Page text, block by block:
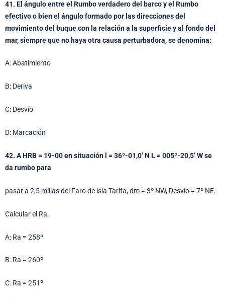
41. El ángulo entre el Rumbo verdadero del barco y el Rumbo
efectivo o bien el ángulo formado por las direcciones del
movimiento del buque con la relación a la superficie y al fondo del
mar, siempre que no haya otra causa perturbadora, se denomina:
A: Abatimiento
B: Deriva
C: Desvío
D: Marcación
42. A HRB = 19-00 en situación l = 36º-01,0’ N L = 005º-20,5’ W se
da rumbo para
pasar a 2,5 millas del Faro de isla Tarifa, dm = 3º NW, Desvío = 7º NE.
Calcular el Ra.
A: Ra = 258º
B: Ra = 260º
C: Ra = 251º